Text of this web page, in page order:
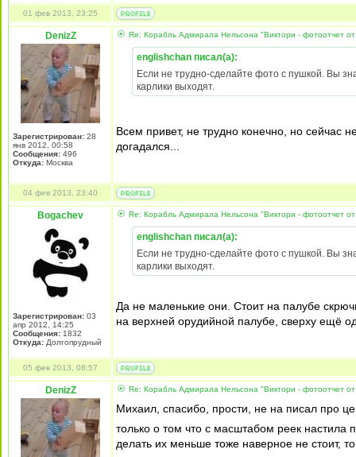
01 фев 2013, 23:25
DenizZ
Зарегистрирован: 28
янв 2012, 00:58
Сообщения: 496
Откуда: Москва
Re: Корабль Адмирала Нельсона "Виктори - фотоотчет от
englishchan писал(а):
Если не трудно-сделайте фото с пушкой. Вы
карлики выходят.
Всем привет, не трудно конечно, но сейчас
догадался...
04 фев 2013, 23:40
Bogachev
Зарегистрирован: 03
апр 2012, 14:25
Сообщения: 1832
Откуда: Долгопрудный
Re: Корабль Адмирала Нельсона "Виктори - фотоотчет от
englishchan писал(а):
Если не трудно-сделайте фото с пушкой. Вы
карлики выходят.
Да не маленькие они. Стоит на палубе
на верхней орудийной палубе, сверху ещё
05 фев 2013, 08:57
DenizZ Re: Корабль Адмирала Нельсона "Виктори - фотоотчет от
Михаил, спасибо, прости, не на писал про
только о том что с масштабом реек настила
делать их меньше тоже наверное не стоит,